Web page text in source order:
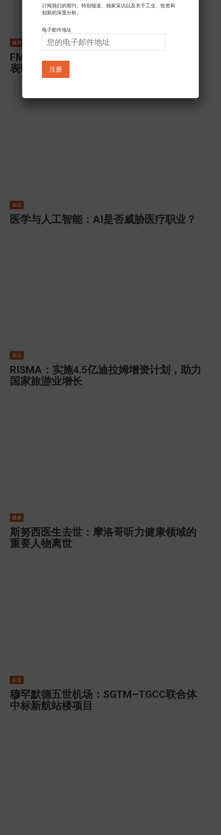
健康
FM6SS在卡萨布兰卡以“加拿大认证金奖”
表彰旗下医院卓越水平
杂志
医学与人工智能：AI是否威胁医疗职业？
杂志
RISMA：实施4.5亿迪拉姆增资计划，助力
国家旅游业增长
健康
斯努西医生去世：摩洛哥听力健康领域的
重要人物离世
企业
穆罕默德五世机场：SGTM–TGCC联合体
中标新航站楼项目
订阅我们的期刊、特别报道、独家采访以及关于工业、投资和
创新的深度分析。
电子邮件地址: